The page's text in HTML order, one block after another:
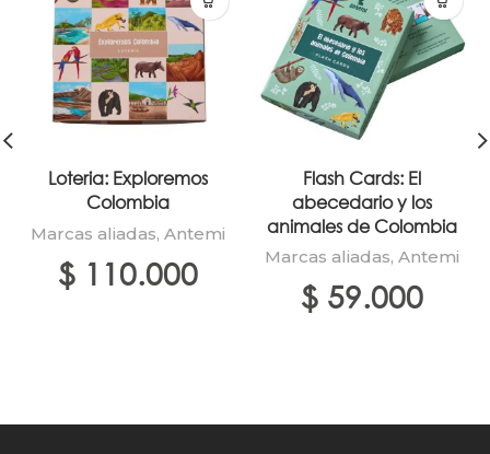
Loteria: Exploremos
Colombia
Marcas aliadas, Antemi
$ 110.000
Flash Cards: El
abecedario y los
animales de Colombia
Marcas aliadas, Antemi
$ 59.000